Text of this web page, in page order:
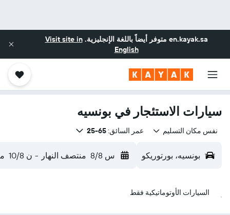
en.kayak.sa متوفر أيضاً باللغة الإنجليزية.Visit site in
English
سيارات الاستئجار في بونسيه
نفس مكان التسليم عمر السائق:65-25
بونسيه، بورتوريكو س 8/8 منتصف النهار - ن 10/8
السيارات الأوتوماتيكية فقط